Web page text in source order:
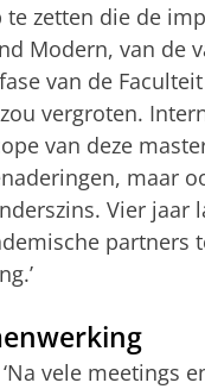
zetten die de
Modern, van de
van de
vergroten.
van deze
maar
Vier
partners
vele meetings